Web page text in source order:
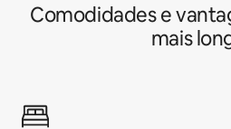
Comodidades e
mais